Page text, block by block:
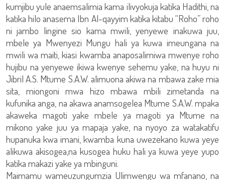
kumjibu yule anaemsalimia kama ilivyokuja katika Hadithi, na
katika hilo anasema Ibn Al-qayyim katika kitabu “Roho” roho
ni jambo lingine sio kama mwili, yenyewe inakuwa juu,
mbele ya Mwenyezi Mungu hali ya kuwa imeungana na
mwili wa maiti, kiasi kwamba anaposalimiwa mwenye roho
hujibu na yenyewe ikiwa kwenye sehemu yake, na huyu ni
Jibril A.S. Mtume S.A.W. alimuona akiwa na mbawa zake mia
sita, miongoni mwa hizo mbawa mbili zimetanda na
kufunika anga, na akawa anamsogelea Mtume S.A.W. mpaka
akaweka magoti yake mbele ya magoti ya Mtume na
mikono yake juu ya mapaja yake, na nyoyo za watakatifu
hupanuka kwa imani, kwamba kuna uwezekano kuwa yeye
alikuwa akisogea,na kusogea huku hali ya kuwa yeye yupo
katika makazi yake ya mbinguni.
Maimamu wameuzungumzia Ulimwengu wa mfanano, na